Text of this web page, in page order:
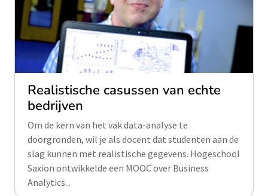
Realistische casussen van echte
bedrijven
Om de kern van het vak data-analyse te
doorgronden, wil je als docent dat studenten aan de
slag kunnen met realistische gegevens. Hogeschool
Saxion ontwikkelde een MOOC over Business
Analytics...